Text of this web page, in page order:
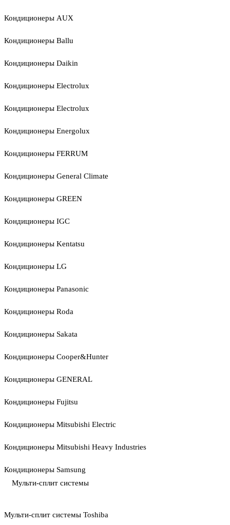
Кондиционеры AUX
Кондиционеры Ballu
Кондиционеры Daikin
Кондиционеры Electrolux
Кондиционеры Electrolux
Кондиционеры Energolux
Кондиционеры FERRUM
Кондиционеры General Climate
Кондиционеры GREEN
Кондиционеры IGC
Кондиционеры Kentatsu
Кондиционеры LG
Кондиционеры Panasonic
Кондиционеры Roda
Кондиционеры Sakata
Кондиционеры Cooper&Hunter
Кондиционеры GENERAL
Кондиционеры Fujitsu
Кондиционеры Mitsubishi Electric
Кондиционеры Mitsubishi Heavy Industries
Кондиционеры Samsung
Мульти-сплит системы
Мульти-сплит системы Toshiba